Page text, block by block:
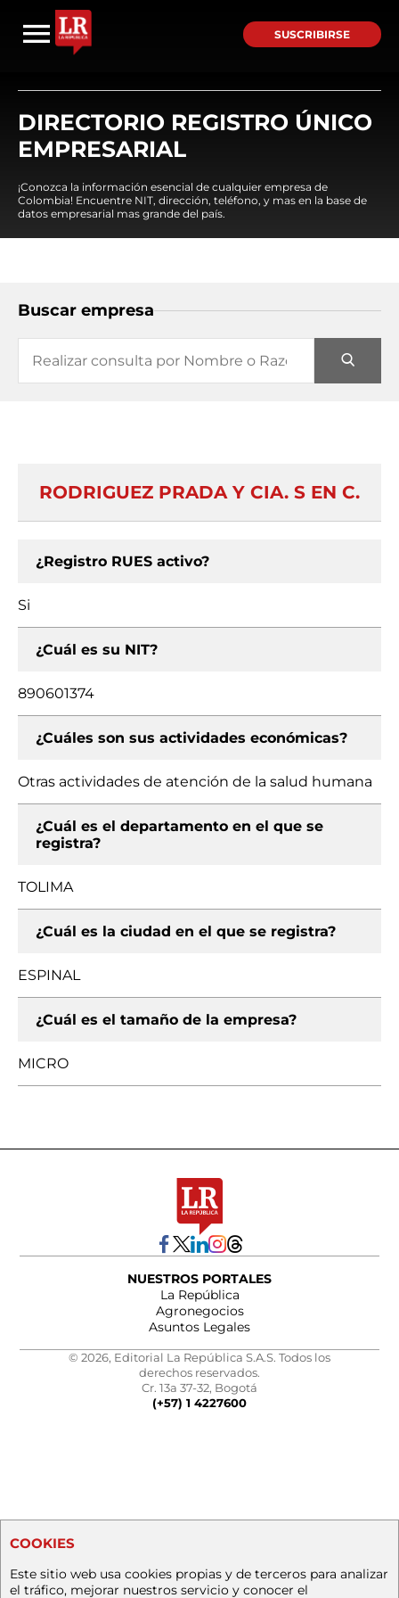
SUSCRIBIRSE
DIRECTORIO REGISTRO ÚNICO
EMPRESARIAL
¡Conozca la información esencial de cualquier empresa de
Colombia! Encuentre NIT, dirección, teléfono, y mas en la base de
datos empresarial mas grande del país.
Buscar empresa
RODRIGUEZ PRADA Y CIA. S EN C.
¿Registro RUES activo?
Si
¿Cuál es su NIT?
890601374
¿Cuáles son sus actividades económicas?
Otras actividades de atención de la salud humana
¿Cuál es el departamento en el que se
registra?
TOLIMA
¿Cuál es la ciudad en el que se registra?
ESPINAL
¿Cuál es el tamaño de la empresa?
MICRO
NUESTROS PORTALES
La República
Agronegocios
Asuntos Legales
© 2026, Editorial La República S.A.S. Todos los
derechos reservados.
Cr. 13a 37-32, Bogotá
(+57) 1 4227600
COOKIES
Este sitio web usa cookies propias y de terceros para analizar
el tráfico, mejorar nuestros servicio y conocer el